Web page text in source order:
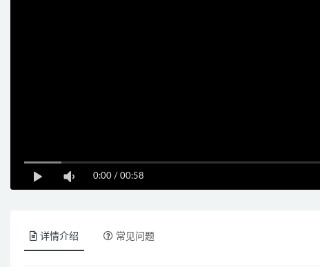
0:00 / 00:58
详情介绍 常见问题